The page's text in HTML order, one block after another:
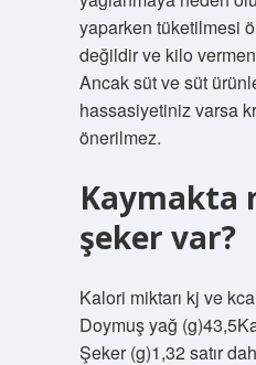
yaparken tüketilmesi
değildir ve kilo
Ancak süt ve süt
hassasiyetiniz varsa
önerilmez.
Kaymakta
şeker var?
Kalori miktarı kj ve
Doymuş yağ
Şeker (g)1,32 satır